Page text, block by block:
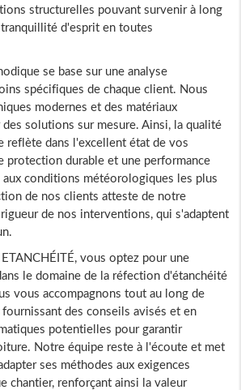
structurelles pouvant survenir à long
d'esprit en toutes
se base sur une analyse
spécifiques de chaque client. Nous
modernes et des matériaux
solutions sur mesure. Ainsi, la qualité
reflète dans l'excellent état de vos
protection durable et une performance
aux conditions météorologiques les plus
de nos clients atteste de notre
de nos interventions, qui s'adaptent
vous optez pour une
le domaine de la réfection d'étanchéité
vous accompagnons tout au long de
des conseils avisés et en
potentielles pour garantir
Notre équipe reste à l'écoute et met
ses méthodes aux exigences
chantier, renforçant ainsi la valeur